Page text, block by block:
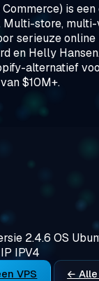
is
Multi-store,
serieuze
en Helly
alternatief
$10M+.
2.4.6 OS
IP IPV4
VPS ←